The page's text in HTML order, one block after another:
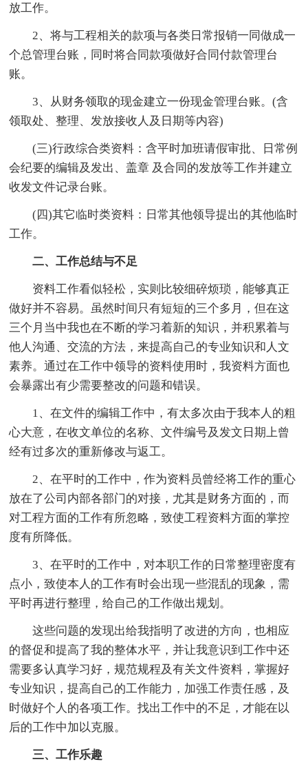
放工作。
2、将与工程相关的款项与各类日常报销一同做成一
个总管理台账，同时将合同款项做好合同付款管理台
账。
3、从财务领取的现金建立一份现金管理台账。(含
领取处、整理、发放接收人及日期等内容)
(三)行政综合类资料：含平时加班请假审批、日常例
会纪要的编辑及发出、盖章 及合同的发放等工作并建立
收发文件记录台账。
(四)其它临时类资料：日常其他领导提出的其他临时
工作。
二、工作总结与不足
资料工作看似轻松，实则比较细碎烦琐，能够真正
做好并不容易。虽然时间只有短短的三个多月，但在这
三个月当中我也在不断的学习着新的知识，并积累着与
他人沟通、交流的方法，来提高自己的专业知识和人文
素养。通过在工作中领导的资料使用时，我资料方面也
会暴露出有少需要整改的问题和错误。
1、在文件的编辑工作中，有太多次由于我本人的粗
心大意，在收文单位的名称、文件编号及发文日期上曾
经有过多次的重新修改与返工。
2、在平时的工作中，作为资料员曾经将工作的重心
放在了公司内部各部门的对接，尤其是财务方面的，而
对工程方面的工作有所忽略，致使工程资料方面的掌控
度有所降低。
3、在平时的工作中，对本职工作的日常整理密度有
点小，致使本人的工作有时会出现一些混乱的现象，需
平时再进行整理，给自己的工作做出规划。
这些问题的发现出给我指明了改进的方向，也相应
的督促和提高了我的整体水平，并让我意识到工作中还
需要多认真学习好，规范规程及有关文件资料，掌握好
专业知识，提高自己的工作能力，加强工作责任感，及
时做好个人的各项工作。找出工作中的不足，才能在以
后的工作中加以克服。
三、工作乐趣